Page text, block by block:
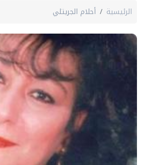
الرئيسية أحلام الجريتلي